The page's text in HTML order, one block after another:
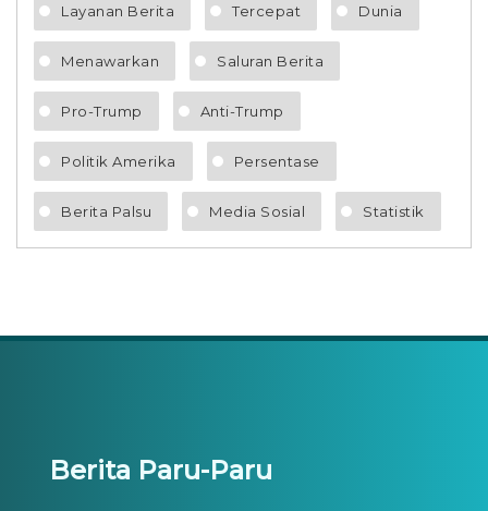
Layanan Berita Tercepat Dunia
Menawarkan Saluran Berita
Pro-Trump Anti-Trump
Politik Amerika Persentase
Berita Palsu Media Sosial Statistik
Berita Paru-Paru